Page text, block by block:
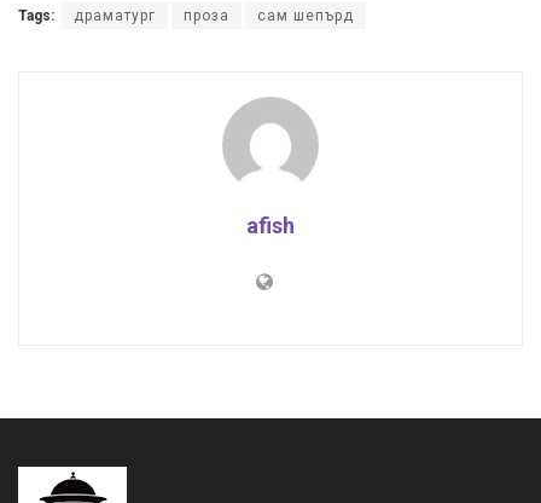
Tags: драматург проза сам шепърд
afish